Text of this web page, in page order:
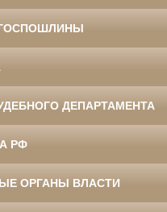
ДЕПАРТАМЕНТА
РФ
ОРГАНЫ ВЛАСТИ